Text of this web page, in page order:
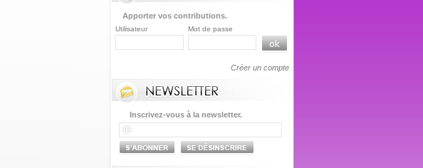
Apporter vos contributions.
Utilisateur Mot de passe
Créer un compte
Inscrivez-vous à la newsletter.